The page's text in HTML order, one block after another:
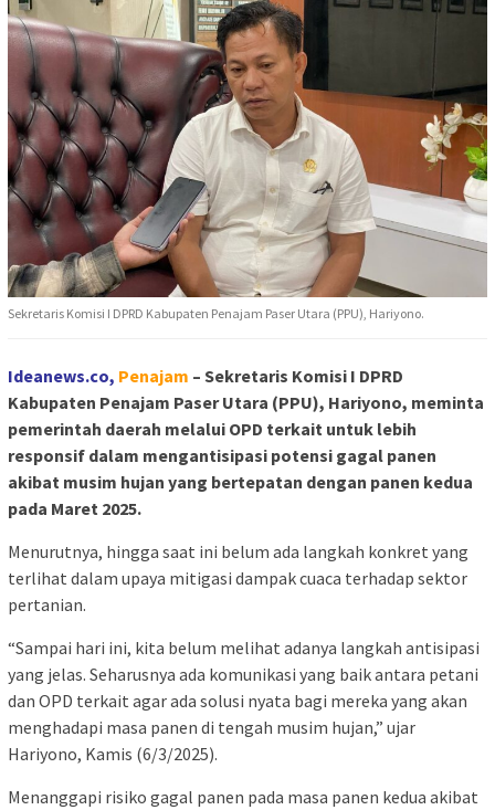
Sekretaris Komisi I DPRD Kabupaten Penajam Paser Utara (PPU), Hariyono.
Ideanews.co, Penajam – Sekretaris Komisi I DPRD
Kabupaten Penajam Paser Utara (PPU), Hariyono, meminta
pemerintah daerah melalui OPD terkait untuk lebih
responsif dalam mengantisipasi potensi gagal panen
akibat musim hujan yang bertepatan dengan panen kedua
pada Maret 2025.
Menurutnya, hingga saat ini belum ada langkah konkret yang
terlihat dalam upaya mitigasi dampak cuaca terhadap sektor
pertanian.
“Sampai hari ini, kita belum melihat adanya langkah antisipasi
yang jelas. Seharusnya ada komunikasi yang baik antara petani
dan OPD terkait agar ada solusi nyata bagi mereka yang akan
menghadapi masa panen di tengah musim hujan,” ujar
Hariyono, Kamis (6/3/2025).
Menanggapi risiko gagal panen pada masa panen kedua akibat